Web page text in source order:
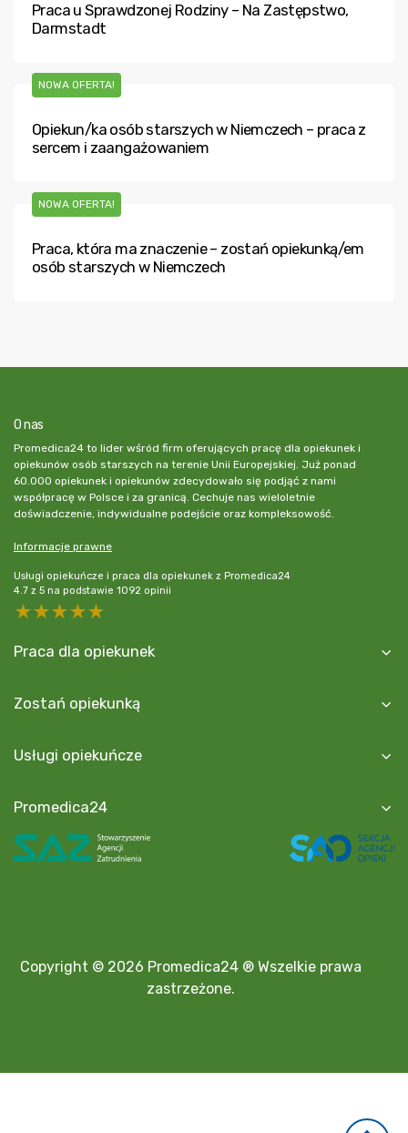
Praca u Sprawdzonej Rodziny – Na Zastępstwo,
Darmstadt
NOWA OFERTA!
Opiekun/ka osób starszych w Niemczech – praca z
sercem i zaangażowaniem
NOWA OFERTA!
Praca, która ma znaczenie – zostań opiekunką/em
osób starszych w Niemczech
O nas
Promedica24 to lider wśród firm oferujących pracę dla opiekunek i
opiekunów osób starszych na terenie Unii Europejskiej. Już ponad
60.000 opiekunek i opiekunów zdecydowało się podjąć z nami
współpracę w Polsce i za granicą. Cechuje nas wieloletnie
doświadczenie, indywidualne podejście oraz kompleksowość.
Informacje prawne
Usługi opiekuńcze i praca dla opiekunek z Promedica24
4.7 z 5 na podstawie 1092 opinii
5 stars
4 stars
3 stars
2 stars
Praca dla opiekunek
Zostań opiekunką
Usługi opiekuńcze
Promedica24
Copyright © 2026 Promedica24 ® Wszelkie prawa
zastrzeżone.